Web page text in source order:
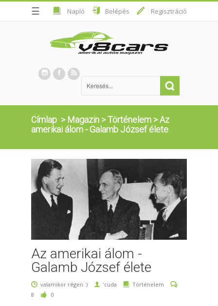
☰ Napló Belépés Regisztráció
Címlap > Magazin >Történelem >Az
amerikai álom - Galamb József élete
Az amerikai álom -
Galamb József élete
valamikor régen :) ’cuda
Történelem
8
0